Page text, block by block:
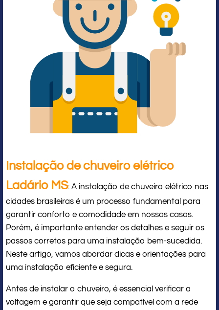
Instalação de chuveiro elétrico
Ladário MS: A instalação de chuveiro elétrico nas
cidades brasileiras é um processo fundamental para
garantir conforto e comodidade em nossas casas.
Porém, é importante entender os detalhes e seguir os
passos corretos para uma instalação bem-sucedida.
Neste artigo, vamos abordar dicas e orientações para
uma instalação eficiente e segura.
Antes de instalar o chuveiro, é essencial verificar a
voltagem e garantir que seja compatível com a rede